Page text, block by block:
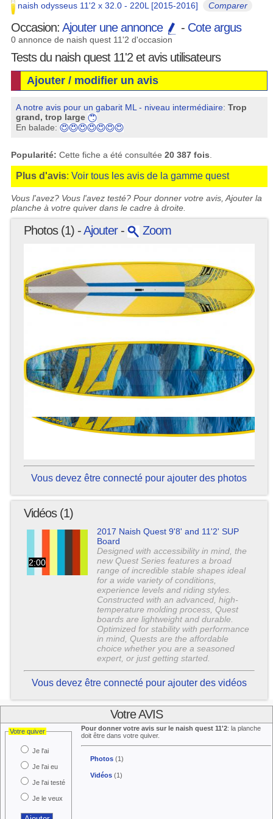
naish odysseus 11'2 x 32.0 - 220L [2015-2016] Comparer
Occasion: Ajouter une annonce - Cote argus
0 annonce de naish quest 11'2 d'occasion
Tests du naish quest 11'2 et avis utilisateurs
Ajouter / modifier un avis
A notre avis pour un gabarit ML - niveau intermédiaire:Trop
grand, trop large
En balade:
Popularité: Cette fiche a été consultée 20 387 fois
Plus d'avis:Voir tous les avis de la gamme quest
Vous l'avez? Vous l'avez testé? Pour donner votre avis, Ajouter la
planche à votre quiver dans le cadre à droite.
Photos (1) -Ajouter- Zoom
Vous devez être connecté pour ajouter des photos
Vidéos (1)
2:00
2017 Naish Quest 9'8' and 11'2' SUP
Board
Designed with accessibility in mind, the
new Quest Series features a broad
range of incredible stable shapes ideal
for a wide variety of conditions,
experience levels and riding styles.
Constructed with an advanced, high-
temperature molding process, Quest
boards are lightweight and durable.
Optimized for stability with performance
in mind, Quests are the affordable
choice whether you are a seasoned
expert, or just getting started.
Vous devez être connecté pour ajouter des vidéos
Votre AVIS
Votre quiver
Je l'ai
Je l'ai eu
Je l'ai testé
Je le veux
Pour donner votre avis sur le naish quest 11'2: la planche
doit être dans votre quiver.
Photos (1)
Vidéos (1)